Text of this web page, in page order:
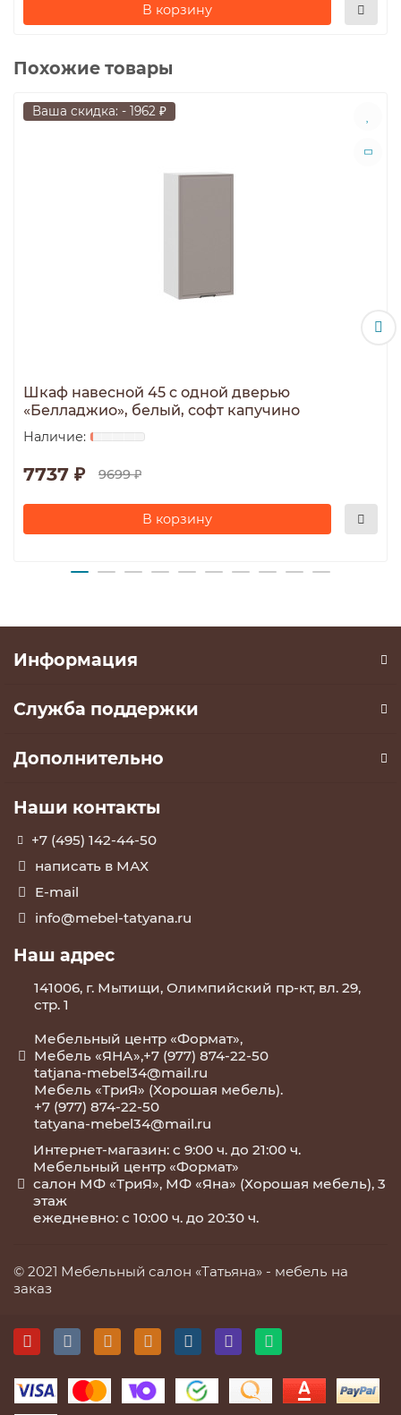
В корзину
Похожие товары
Ваша скидка: - 1962 ₽
Шкаф навесной 45 c одной дверью
«Белладжио», белый, софт капучино
7737 ₽ 9699 ₽
В корзину
Информация
Служба поддержки
Дополнительно
Наши контакты
+7 (495) 142-44-50
написать в МАХ
E-mail
info@mebel-tatyana.ru
Наш адрес
141006, г. Мытищи, Олимпийский пр-кт, вл. 29,
стр. 1
Мебельный центр «Формат»,
Мебель «ЯНА»,+7 (977) 874-22-50
tatjana-mebel34@mail.ru
Мебель «ТриЯ» (Хорошая мебель).
+7 (977) 874-22-50
tatyana-mebel34@mail.ru
Интернет-магазин: с 9:00 ч. до 21:00 ч.
Мебельный центр «Формат»
салон МФ «ТриЯ», МФ «Яна» (Хорошая мебель), 3
этаж
ежедневно: с 10:00 ч. до 20:30 ч.
© 2021 Мебельный салон «Татьяна» - мебель на
заказ